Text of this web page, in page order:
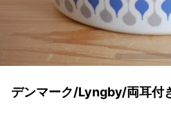
デンマーク/Lyngby/両耳付